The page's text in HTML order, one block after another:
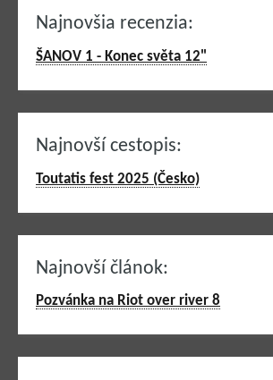
Najnovšia recenzia:
ŠANOV 1 - Konec světa 12"
Najnovší cestopis:
Toutatis fest 2025 (Česko)
Najnovší článok:
Pozvánka na Riot over river 8